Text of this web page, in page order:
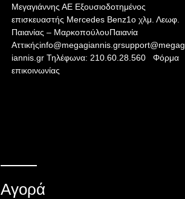
Μεγαγιάννης ΑΕ Εξουσιοδοτημένος
επισκευαστής Mercedes Benz1o χλμ. Λεωφ.
Παιανίας – ΜαρκοπούλουΠαιανία
Αττικήςinfo@megagiannis.grsupport@megag
iannis.gr Τηλέφωνα: 210.60.28.560 Φόρμα
επικοινωνίας
Αγορά